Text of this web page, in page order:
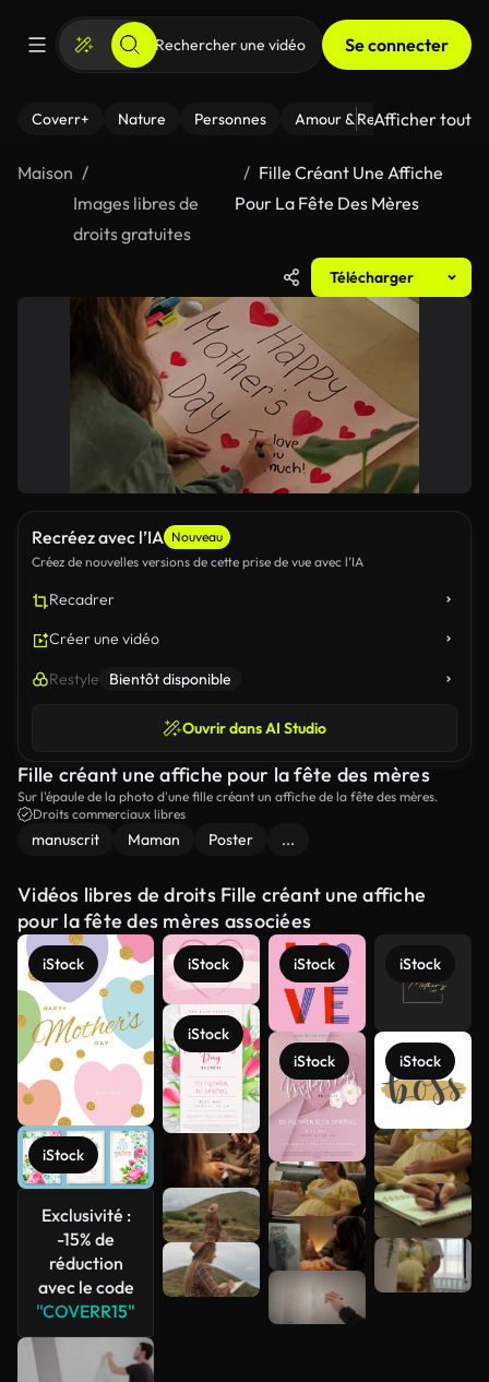
Se connecter
Coverr+ Nature Personnes Amour & Relations Le
Afficher tout
Maison
Images libres de
droits gratuites
Fille Créant Une Affiche
Pour La Fête Des Mères
Télécharger
Recréez avec l’IA Nouveau
Créez de nouvelles versions de cette prise de vue avec l’IA
Recadrer
Créer une vidéo
Restyle Bientôt disponible
Ouvrir dans AI Studio
Fille créant une affiche pour la fête des mères
Sur l'épaule de la photo d'une fille créant un affiche de la fête des mères.
Droits commerciaux libres
manuscrit Maman Poster ...
Vidéos libres de droits Fille créant une affiche
pour la fête des mères associées
iStock
iStock
Exclusivité :
-15% de
réduction
avec le code
"COVERR15"
iStock
iStock
iStock
iStock
iStock
iStock
Voir plus